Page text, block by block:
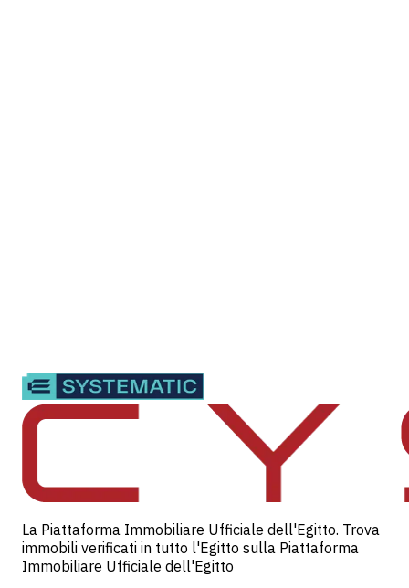
La Piattaforma Immobiliare Ufficiale dell'Egitto. Trova
immobili verificati in tutto l'Egitto sulla Piattaforma
Immobiliare Ufficiale dell'Egitto